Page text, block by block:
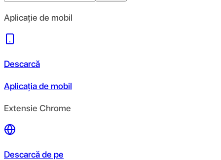
Aplicație de mobil
Descarcă
Aplicația de mobil
Extensie Chrome
Descarcă de pe